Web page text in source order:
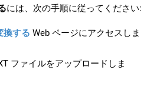
には、次の手順に従ってください:
換する Web ページにアクセスしま
ファイルをアップロードしま